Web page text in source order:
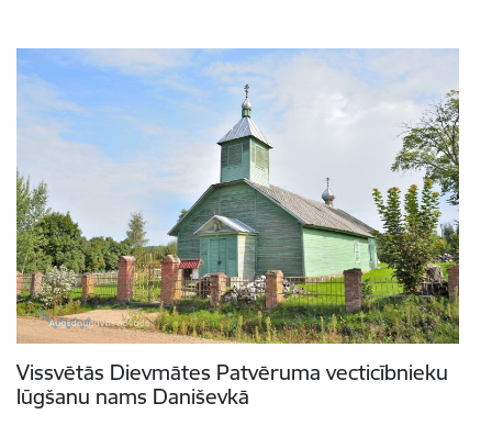
Vissvētās Dievmātes Patvēruma vecticībnieku
lūgšanu nams Daniševkā